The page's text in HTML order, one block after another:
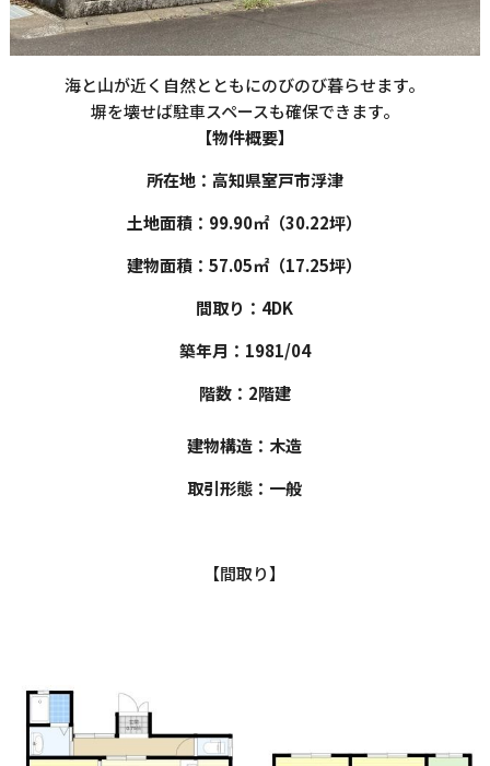
海と山が近く自然とともにのびのび暮らせます。
塀を壊せば駐車スペースも確保できます。
【物件概要】
所在地：高知県室戸市浮津
土地面積：99.90㎡（30.22坪）
建物面積：57.05㎡（17.25坪）
間取り：4DK
築年月：1981/04
階数：2階建
建物構造：木造
取引形態：一般
【間取り】